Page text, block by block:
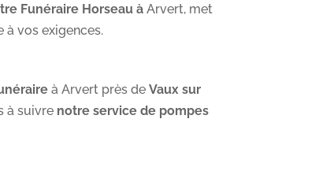
Funéraire Horseau àArvert, met
à vos exigences.
à Arvert près deVaux sur
à suivre notre service de pompes